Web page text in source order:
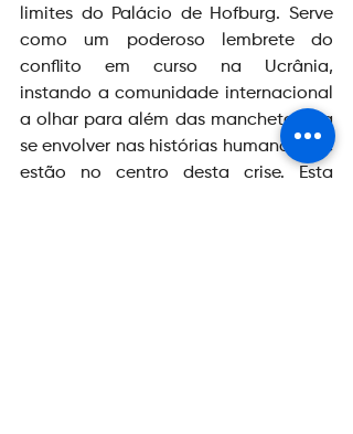
limites do Palácio de Hofburg. Serve
como um poderoso lembrete do
conflito em curso na Ucrânia,
instando a comunidade internacional
a olhar para além das manchetes e a
se envolver nas histórias humanas que
estão no centro desta crise. Esta